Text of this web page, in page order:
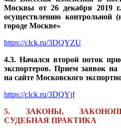
Москвы от 26 декабря 2019
осуществлению контрольной
городе Москве»
https://clck.ru/3DQYZU
4.3. Начался второй поток
экспортеров. Прием заявок
на сайте Московского
https://clck.ru/3DQYjf
5. ЗАКОНЫ,
СУДЕБНАЯ ПРАКТИКА